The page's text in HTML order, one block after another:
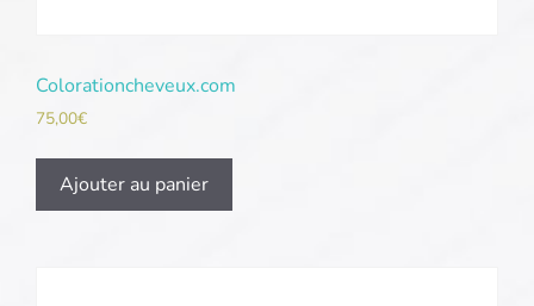
Colorationcheveux.com
75,00€
Ajouter au panier